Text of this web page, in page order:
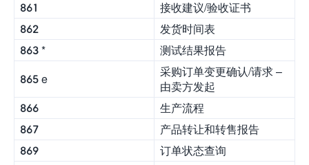
861
接收建议/验收证书
862
发货时间表
863 *
测试结果报告
865 e
采购订单变更确认/请求 –
由卖方发起
866
生产流程
867
产品转让和转售报告
869
订单状态查询